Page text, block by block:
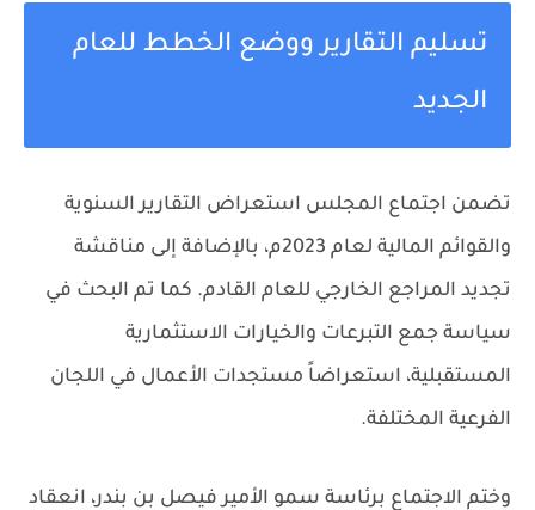
تسليم التقارير ووضع الخطط للعام
الجديد
تضمن اجتماع المجلس استعراض التقارير السنوية
والقوائم المالية لعام 2023م، بالإضافة إلى مناقشة
تجديد المراجع الخارجي للعام القادم. كما تم البحث في
سياسة جمع التبرعات والخيارات الاستثمارية
المستقبلية، استعراضاً مستجدات الأعمال في اللجان
الفرعية المختلفة.
وختم الاجتماع برئاسة سمو الأمير فيصل بن بندر، انعقاد